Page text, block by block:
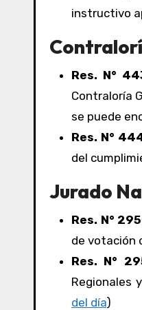
instructivo
Res. N°
Contraloría
se puede
Res. N°
del
Jurado
Res. N°
de votación
Res. N°
Regionales
del día)